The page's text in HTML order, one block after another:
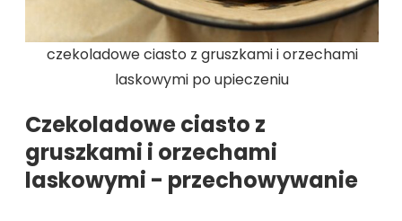
czekoladowe ciasto z gruszkami i orzechami
laskowymi po upieczeniu
Czekoladowe ciasto z
gruszkami i orzechami
laskowymi - przechowywanie